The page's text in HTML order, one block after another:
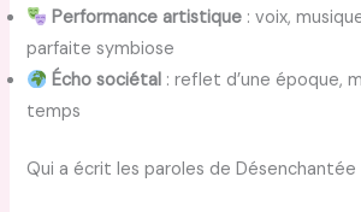
Performance artistique : voix,
parfaite symbiose
Écho sociétal : reflet d’une époque,
temps
Qui a écrit les paroles de Désenchantée